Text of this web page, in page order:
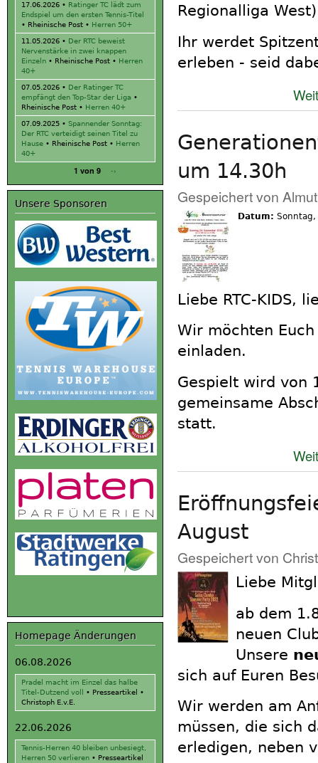
17.06.2026 • Ratinger TC lädt zum
Endspiel um den ersten Tennis-Titel
• Rheinische Post • Herren 50+
11.05.2026 • Der RTC beweist
Nervenstärke in zwei knappen
Einzeln • Rheinische Post • Herren
40+
07.05.2026 • Der Ratinger TC
empfängt den Top-Star der Liga •
Rheinische Post • Herren 40+
07.09.2025 • Spannender Sonntag:
Der RTC verteidigt seinen Titel zu
Hause • Rheinische Post • Herren
40+
1 von 9 -›
Unsere Sponsoren
Homepage Änderungen
06.08.2026
Pradel macht im Einzel das halbe
Titel-Dutzend voll
• Presseartikel
•
Christoph E.v.E.
22.06.2026
Tennis-Herren 40 bleiben unbesiegt,
Herren 50 verlieren • Presseartikel
Regionalliga West)
Ihr werdet
erleben - seid
um 14.30h
Gespeichert von
Datum:
Liebe RTC-KIDS,
Wir möchten
einladen.
Gespielt wird von
gemeinsame
statt.
August
Gespeichert von
Liebe
ab dem
neuen
Unsere
sich auf Euren
Wir werden am
müssen, die sich
erledigen, neben